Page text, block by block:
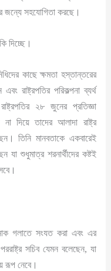
জন্যে সহযোগিতা করছে।
দিচ্ছে।
কাছে ক্ষমতা হস্তান্তরের
রাষ্ট্রপতির পরিকল্পনা ব্যর্থ
২৮ জুনের প্রতিজ্ঞা
দিয়ে তাদের আলাদা রাষ্ট্র
তিনি মানবতাকে একবারেই
যা শুধুমাত্র শরনার্থীদের কষ্টই
গলাতে সংযত করা এবং এর
সচিব যেমন বলেছেন, যা
রূপ নেবে।